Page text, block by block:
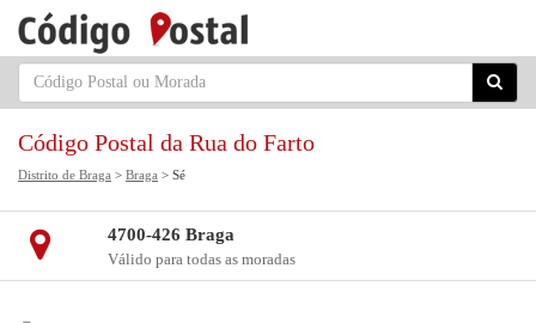
Código Postal da Rua do Farto
Distrito de Braga > Braga > Sé
4700-426 Braga
Válido para todas as moradas